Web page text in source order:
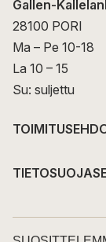
Gallen-
28100 PORI
Ma – Pe 10-18
La 10 – 15
Su: suljettu